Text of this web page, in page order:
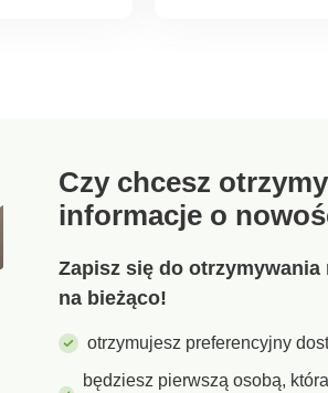
cm.
l.
Czy chcesz
informacje o
Zapisz się do otrzymywania
na bieżąco!
otrzymujesz preferencyjny
będziesz pierwszą osobą,